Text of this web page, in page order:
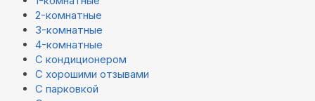
2-комнатные
3-комнатные
4-комнатные
С кондиционером
С хорошими отзывами
С парковкой